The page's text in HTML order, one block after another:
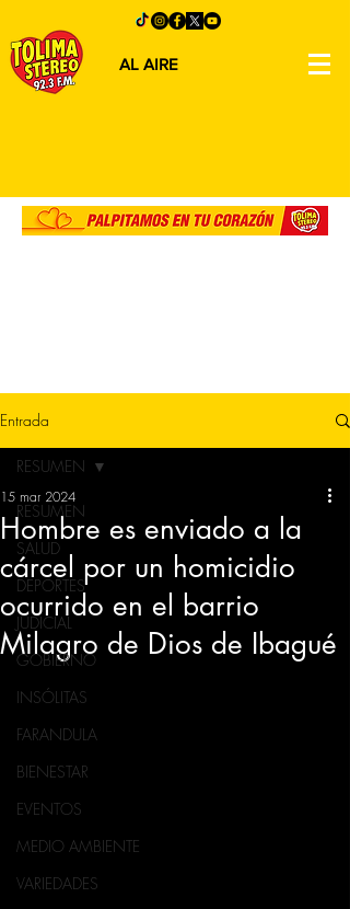
AL AIRE
Entrada
RESUMEN
SALUD
DEPORTES
JUDICIAL
GOBIERNO
INSÓLITAS
FARANDULA
BIENESTAR
EVENTOS
MEDIO AMBIENTE
VARIEDADES
RESUMEN
Hombre es enviado a la
cárcel por un homicidio
ocurrido en el barrio
Milagro de Dios de Ibagué
15 mar 2024